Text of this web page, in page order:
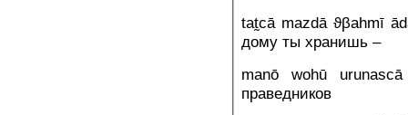
tat̰cā mazdā ϑβahmī
дому ты хранишь –
manō wohū
праведников